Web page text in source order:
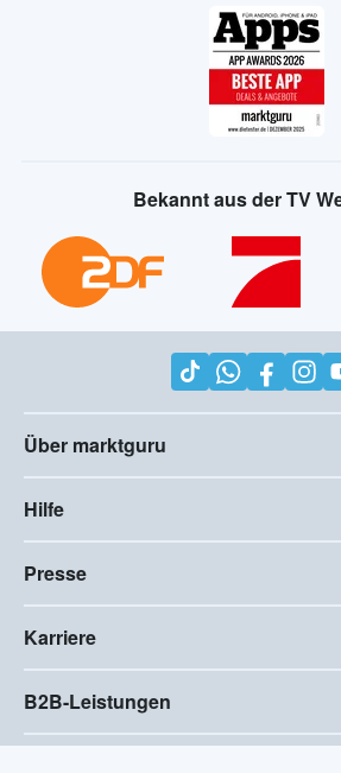
Bekannt aus der TV
Über marktguru
Hilfe
Presse
Karriere
B2B-Leistungen